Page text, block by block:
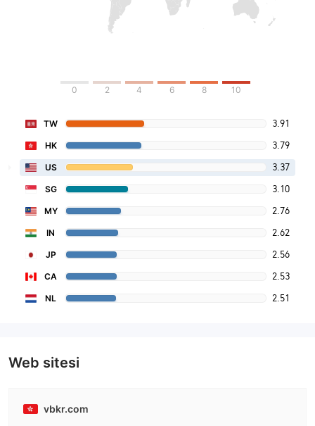
0 2 4 6 8 10
TW 3.91
HK 3.79
US 3.37
SG 3.10
MY 2.76
IN 2.62
JP 2.56
CA 2.53
NL 2.51
Web sitesi
vbkr.com